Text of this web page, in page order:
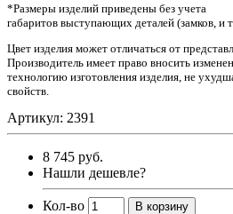
*Размеры изделий приведены без учета
габаритов выступающих деталей (замков, и
Цвет изделия может отличаться от
Производитель имеет право вносить
технологию изготовления изделия, не
свойств.
Артикул: 2391
8 745 руб.
Нашли дешевле?
Кол-во В корзину